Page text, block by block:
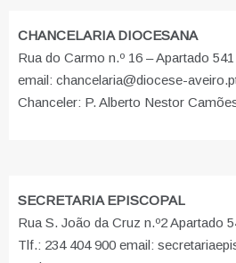
CHANCELARIA DIOCESANA
Rua do Carmo n.º 16 – Apartado
email: chancelaria@diocese-
Chanceler: P. Alberto Nestor
SECRETARIA EPISCOPAL
Rua S. João da Cruz n.º2 Apartado
Tlf.: 234 404 900 email: